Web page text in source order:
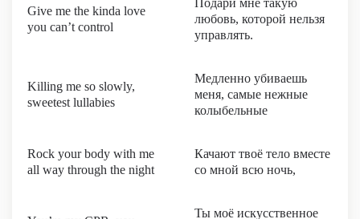
Give me the kinda love
you can’t control
Подари мне такую
любовь, которой нельзя
управлять.
Killing me so slowly,
sweetest lullabies
Медленно убиваешь
меня, самые нежные
колыбельные
Rock your body with me
all way through the night
Качают твоё тело вместе
со мной всю ночь,
Ты моё искусственное